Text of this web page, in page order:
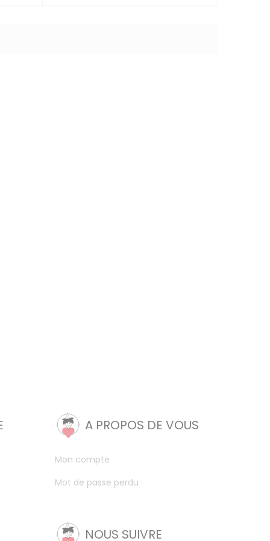
A PROPOS DE VOUS
Mon compte
Mot de passe perdu
NOUS SUIVRE